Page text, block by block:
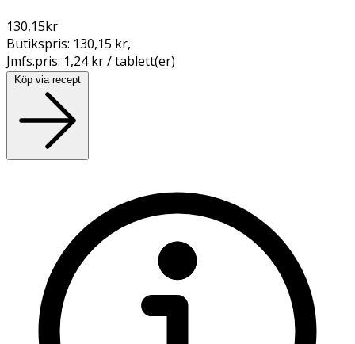
130,15kr
Butikspris: 130,15 kr,
Jmfs.pris: 1,24 kr / tablett(er)
Köp via recept